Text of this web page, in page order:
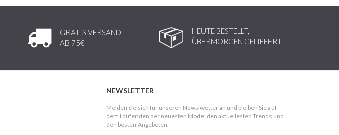
GRATIS VERSAND
AB 75€
HEUTE BESTELLT,
ÜBERMORGEN GELIEFERT!
NEWSLETTER
Melden Sie sich für unseren Newslwetter an und bleiben Sie auf
dem Laufenden der neuesten Mode, den aktuellesten Trends und
den besten Angeboten.